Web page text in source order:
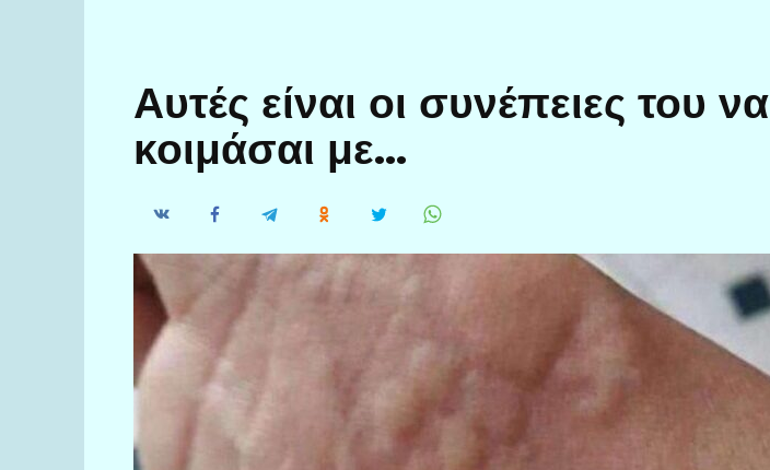
Αυτές είναι οι συνέπειες του να
κοιμάσαι με…